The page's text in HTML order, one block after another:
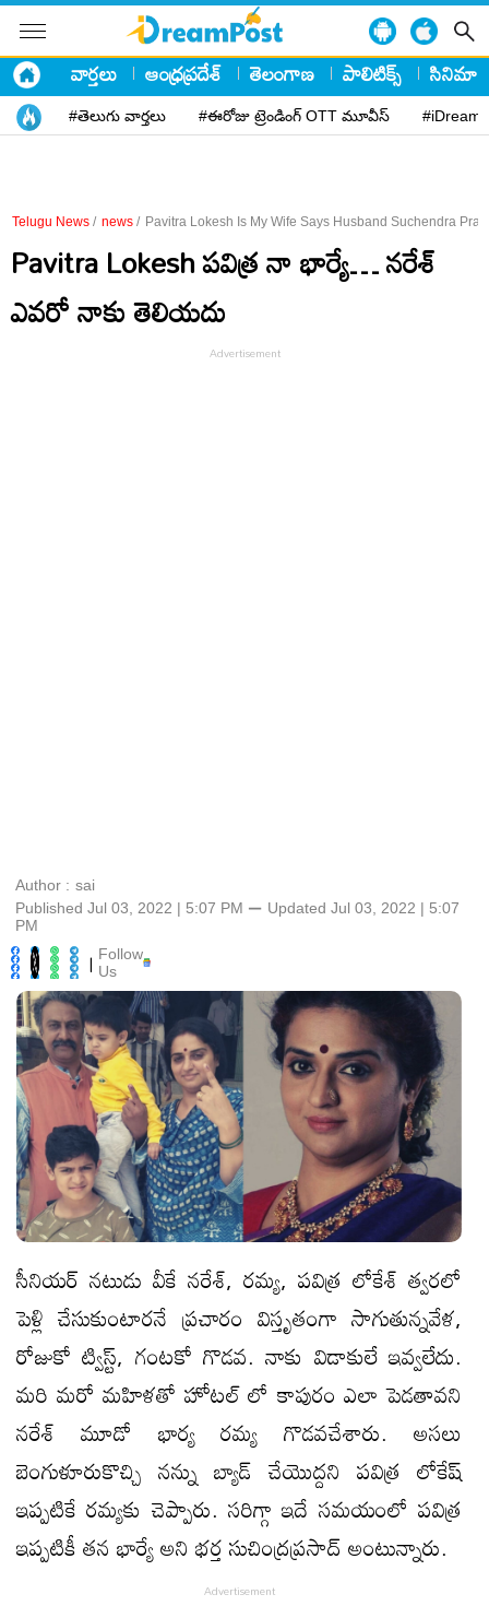
వార్తలు ఆంధ్రప్రదేశ్ తెలంగాణ పాలిటిక్స్ సినిమా
#తెలుగు వార్తలు #ఈరోజు ట్రెండింగ్ OTT మూవీస్
Telugu News / news / Pavitra Lokesh Is My Wife Says Husband Suchendra
Pavitra Lokesh ప‌విత్ర నా భార్యే… న‌రేశ్
ఎవ‌రో నాకు తెలియ‌దు
Author : sai
Published Jul 03, 2022 | 5:07 PM ⚊ Updated Jul 03, 2022 | 5:07
PM
| Follow
Us
సీనియ‌ర్ న‌టుడు వీకే న‌రేశ్‌, ర‌మ్య‌, ప‌విత్ర లోకేశ్ త్వ‌ర‌లో
పెళ్లి చేసుకుంటార‌నే ప్ర‌చారం విస్తృతంగా సాగుతున్న‌వేళ,
రోజుకో ట్విస్ట్, గంట‌కో గొడ‌వ. నాకు విడాకులే ఇవ్వ‌లేదు.
మ‌రి మ‌రో మ‌హిళ‌తో హోట‌ల్ లో కాపురం ఎలా పెడ‌తావ‌ని
న‌రేశ్ మూడో భార్య ర‌మ్య గొడ‌వ‌చేశారు. అస‌లు
బెంగుళూరుకొచ్చి నన్ను బ్యాడ్ చేయొద్ద‌ని ప‌విత్ర లోకేష్
ఇప్ప‌టికే ర‌మ్య‌కు చెప్పారు. స‌రిగ్గా ఇదే స‌మ‌యంలో ప‌విత్ర
ఇప్ప‌టికీ త‌న భార్యే అని భ‌ర్త సుచింద్రప్రసాద్ అంటున్నారు.